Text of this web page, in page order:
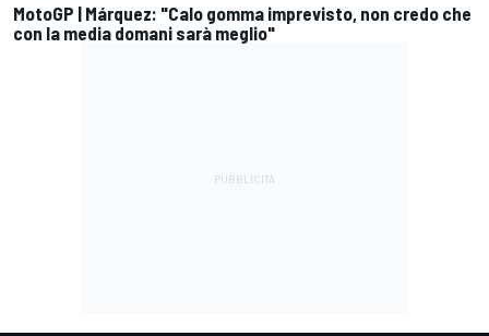
MotoGP | Márquez: "Calo gomma imprevisto, non credo che
con la media domani sarà meglio"